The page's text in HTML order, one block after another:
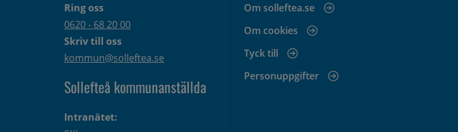
Ring oss
0620 - 68 20 00
Skriv till oss
kommun@solleftea.se
Sollefteå kommunanställda
Intranätet:
Om solleftea.se
Om cookies
Tyck till
Personuppgifter